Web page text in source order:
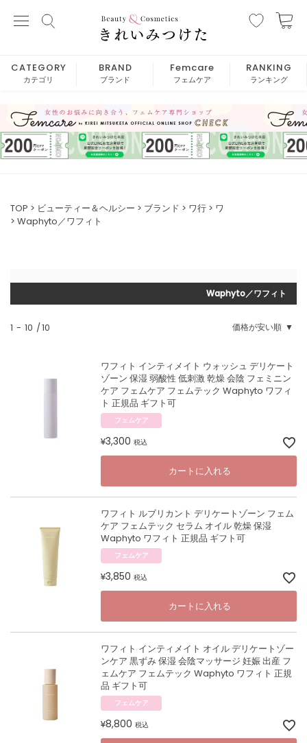
CATEGORY
カテゴリ
BRAND
ブランド
Femcare
フェムケア
RANKING
ランキング
TOP ビューティー＆ヘルシー ブランド ワ行
ワ
Waphyto／ワフィト
Waphyto／ワフィト
価格が安い順
1 - 10 10
ワフィト インティメイト ウォッシュ デリケート
ゾーン 保湿 弱酸性 低刺激 乾燥 会陰 フェミニン
ケア フェムケア フェムテック Waphyto ワフィ
ト 正規品 ギフト可
フェムケア
¥3,300 税込
カートに入れる
ワフィト ルブリカント デリケートゾーン フェム
ケア フェムテック セラム オイル 乾燥 保湿
Waphyto ワフィト 正規品 ギフト可
フェムケア
¥3,850 税込
カートに入れる
ワフィト インティメイト オイル デリケートゾー
ンケア 黒ずみ 保湿 会陰マッサージ 妊娠 出産 フ
ェムケア フェムテック Waphyto ワフィト 正規
品 ギフト可
フェムケア
¥8,800 税込